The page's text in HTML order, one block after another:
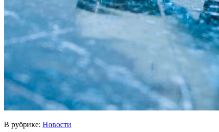
В рубрике: Новости